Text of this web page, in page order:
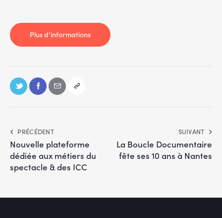
Plus d’informations
PRÉCÉDENT
Nouvelle plateforme
dédiée aux métiers du
spectacle & des ICC
SUIVANT
La Boucle Documentaire
fête ses 10 ans à Nantes